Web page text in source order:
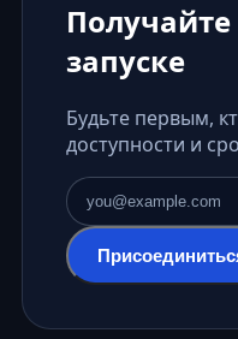
Получайте
запуске
Будьте первым,
доступности и
Адрес